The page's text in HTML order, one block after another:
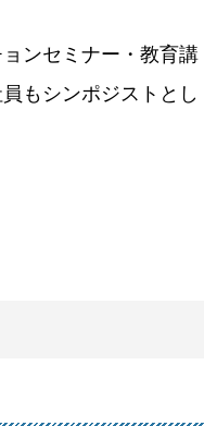
ンセミナー・教育講
もシンポジストとし